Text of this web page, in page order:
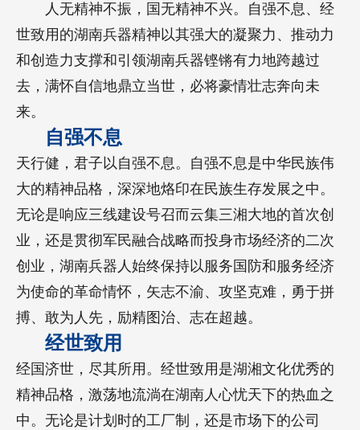
人无精神不振，国无精神不兴。自强不息、经
世致用的湖南兵器精神以其强大的凝聚力、推动力
和创造力支撑和引领湖南兵器铿锵有力地跨越过
去，满怀自信地鼎立当世，必将豪情壮志奔向未
来。
自强不息
天行健，君子以自强不息。自强不息是中华民族伟
大的精神品格，深深地烙印在民族生存发展之中。
无论是响应三线建设号召而云集三湘大地的首次创
业，还是贯彻军民融合战略而投身市场经济的二次
创业，湖南兵器人始终保持以服务国防和服务经济
为使命的革命情怀，矢志不渝、攻坚克难，勇于拼
搏、敢为人先，励精图治、志在超越。
经世致用
经国济世，尽其所用。经世致用是湖湘文化优秀的
精神品格，激荡地流淌在湖南人心忧天下的热血之
中。无论是计划时的工厂制，还是市场下的公司